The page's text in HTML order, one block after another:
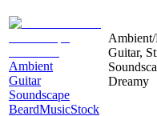
Ambient
Guitar
Soundscape
BeardMusicStock
Guitar,
Dreamy